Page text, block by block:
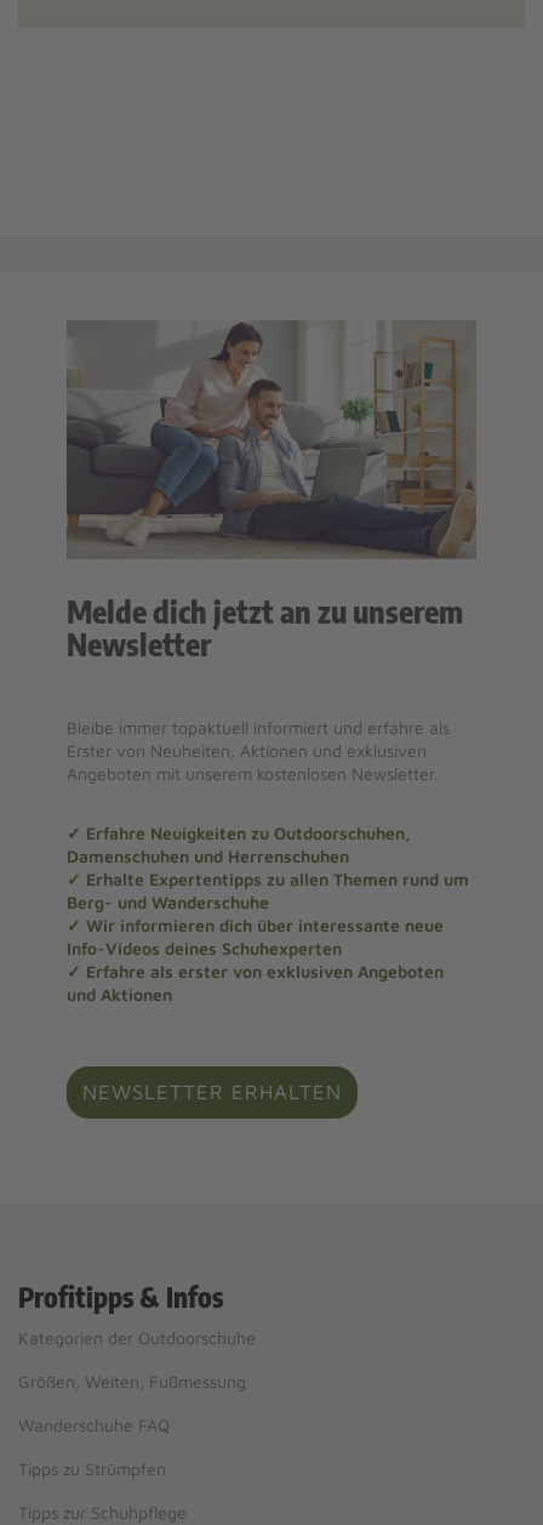
Melde dich jetzt an zu unserem
Newsletter
Bleibe immer topaktuell informiert und erfahre als
Erster von Neuheiten, Aktionen und exklusiven
Angeboten mit unserem kostenlosen Newsletter.
✓ Erfahre Neuigkeiten zu Outdoorschuhen,
Damenschuhen und Herrenschuhen
✓ Erhalte Expertentipps zu allen Themen rund um
Berg- und Wanderschuhe
✓ Wir informieren dich über interessante neue
Info-Videos deines Schuhexperten
✓ Erfahre als erster von exklusiven Angeboten
und Aktionen
NEWSLETTER ERHALTEN
Profitipps & Infos
Kategorien der Outdoorschuhe
Größen, Weiten, Fußmessung
Wanderschuhe FAQ
Tipps zu Strümpfen
Tipps zur Schuhpflege